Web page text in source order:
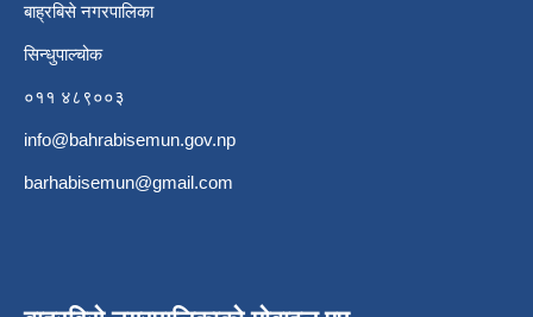
बाह्रबिसे नगरपालिका
सिन्धुपाल्चोक
०११ ४८९००३
info@bahrabisemun.gov.np
barhabisemun@gmail.com